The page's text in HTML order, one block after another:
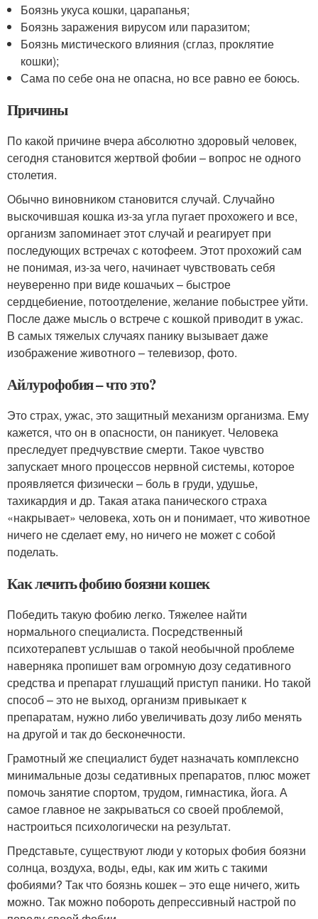
Боязнь укуса кошки, царапанья;
Боязнь заражения вирусом или паразитом;
Боязнь мистического влияния (сглаз, проклятие
кошки);
Сама по себе она не опасна, но все равно ее боюсь.
Причины
По какой причине вчера абсолютно здоровый человек,
сегодня становится жертвой фобии – вопрос не одного
столетия.
Обычно виновником становится случай. Случайно
выскочившая кошка из-за угла пугает прохожего и все,
организм запоминает этот случай и реагирует при
последующих встречах с котофеем. Этот прохожий сам
не понимая, из-за чего, начинает чувствовать себя
неуверенно при виде кошачьих – быстрое
сердцебиение, потоотделение, желание побыстрее уйти.
После даже мысль о встрече с кошкой приводит в ужас.
В самых тяжелых случаях панику вызывает даже
изображение животного – телевизор, фото.
Айлурофобия – что это?
Это страх, ужас, это защитный механизм организма. Ему
кажется, что он в опасности, он паникует. Человека
преследует предчувствие смерти. Такое чувство
запускает много процессов нервной системы, которое
проявляется физически – боль в груди, удушье,
тахикардия и др. Такая атака панического страха
«накрывает» человека, хоть он и понимает, что животное
ничего не сделает ему, но ничего не может с собой
поделать.
Как лечить фобию боязни кошек
Победить такую фобию легко. Тяжелее найти
нормального специалиста. Посредственный
психотерапевт услышав о такой необычной проблеме
наверняка пропишет вам огромную дозу седативного
средства и препарат глушащий приступ паники. Но такой
способ – это не выход, организм привыкает к
препаратам, нужно либо увеличивать дозу либо менять
на другой и так до бесконечности.
Грамотный же специалист будет назначать комплексно
минимальные дозы седативных препаратов, плюс может
помочь занятие спортом, трудом, гимнастика, йога. А
самое главное не закрываться со своей проблемой,
настроиться психологически на результат.
Представьте, существуют люди у которых фобия боязни
солнца, воздуха, воды, еды, как им жить с такими
фобиями? Так что боязнь кошек – это еще ничего, жить
можно. Так можно побороть депрессивный настрой по